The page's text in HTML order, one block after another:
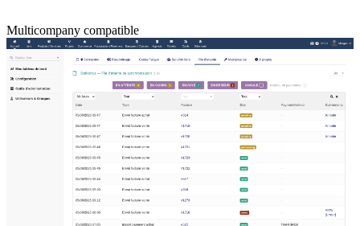
Multicompany compatible